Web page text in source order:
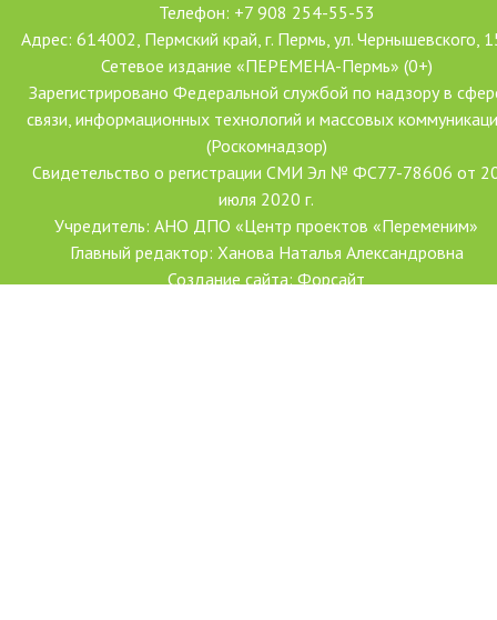
Телефон: +7 908 254-55-53
Адрес: 614002, Пермский край, г. Пермь, ул. Чернышевского,
Сетевое издание «ПЕРЕМЕНА-Пермь» (0+)
Зарегистрировано Федеральной службой по надзору в
связи, информационных технологий и массовых
(Роскомнадзор)
Свидетельство о регистрации СМИ Эл № ФС77-78606 от
июля 2020 г.
Учредитель: АНО ДПО «Центр проектов «Переменим»
Главный редактор: Ханова Наталья Александровна
Создание сайта: Форсайт